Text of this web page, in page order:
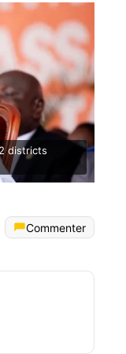
districts
Commenter